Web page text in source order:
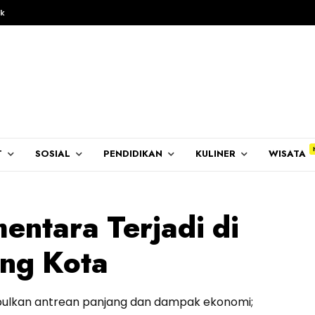
SOSIAL PENDIDIKAN KULINER WISATA
Terjadi di
Kota
antrean panjang dan dampak ekonomi;